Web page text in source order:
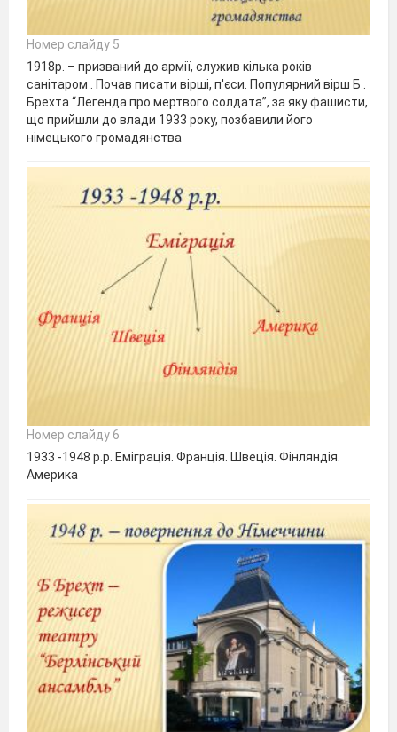
Номер слайду 5
1918р. – призваний до армії, служив кілька років
санітаром . Почав писати вірші, п'єси. Популярний вірш Б .
Брехта “Легенда про мертвого солдата”, за яку фашисти,
що прийшли до влади 1933 року, позбавили його
німецького громадянства
Номер слайду 6
1933 -1948 р.р. Еміграція. Франція. Швеція. Фінляндія.
Америка